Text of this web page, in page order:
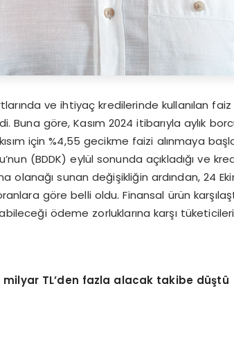
ve ihtiyaç kredilerinde kullanılan faiz
Buna göre, Kasım 2024 itibarıyla aylık
için %4,55 gecikme faizi alınmaya
(BDDK) eylül sonunda açıkladığı ve
olanağı sunan değişikliğin ardından, 24
göre belli oldu. Finansal ürün
ödeme zorluklarına karşı tüketicileri
milyar TL’den fazla alacak takibe düştü